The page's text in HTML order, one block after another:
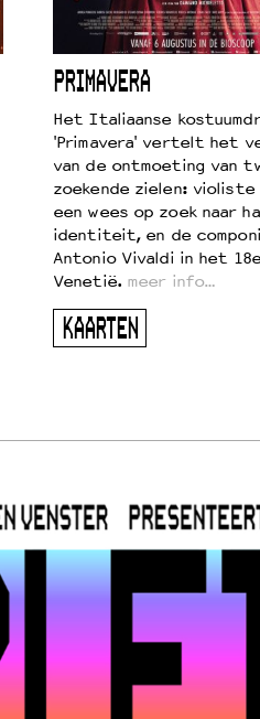
PRIMAVERA
Het Italiaanse
'Primavera' vertelt het
van de ontmoeting van
zoekende zielen: violiste
een wees op zoek naar
identiteit, en de
Antonio Vivaldi in het
Venetië. meer info…
KAARTEN